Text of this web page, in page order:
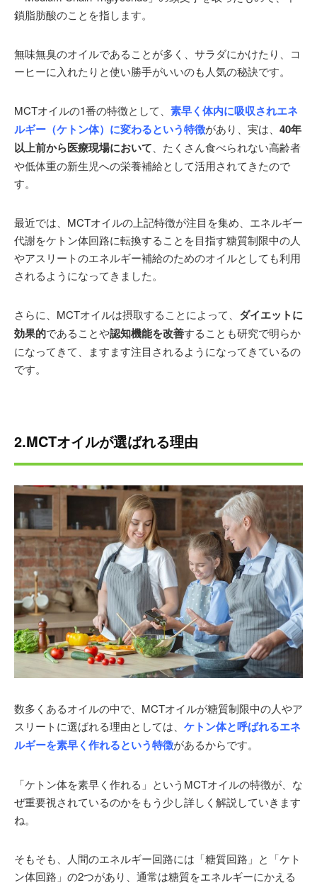
鎖脂肪酸のことを指します。
無味無臭のオイルであることが多く、サラダにかけたり、コ
ーヒーに入れたりと使い勝手がいいのも人気の秘訣です。
MCTオイルの1番の特徴として、 素早く体内に吸収されエネ
ルギー（ケトン体）に変わるという特徴があり、実は、 40年
以上前から医療現場において、たくさん食べられない高齢者
や低体重の新生児への栄養補給として活用されてきたので
す。
最近では、MCTオイルの上記特徴が注目を集め、エネルギー
代謝をケトン体回路に転換することを目指す糖質制限中の人
やアスリートのエネルギー補給のためのオイルとしても利用
されるようになってきました。
さらに、MCTオイルは摂取することによって、 ダイエットに
効果的であることや認知機能を改善することも研究で明らか
になってきて、ますます注目されるようになってきているの
です。
2.MCTオイルが選ばれる理由
数多くあるオイルの中で、MCTオイルが糖質制限中の人やア
スリートに選ばれる理由としては、 ケトン体と呼ばれるエネ
ルギーを素早く作れるという特徴があるからです。
「ケトン体を素早く作れる」というMCTオイルの特徴が、な
ぜ重要視されているのかをもう少し詳しく解説していきます
ね。
そもそも、人間のエネルギー回路には「糖質回路」と「ケト
ン体回路」の2つがあり、通常は糖質をエネルギーにかえる